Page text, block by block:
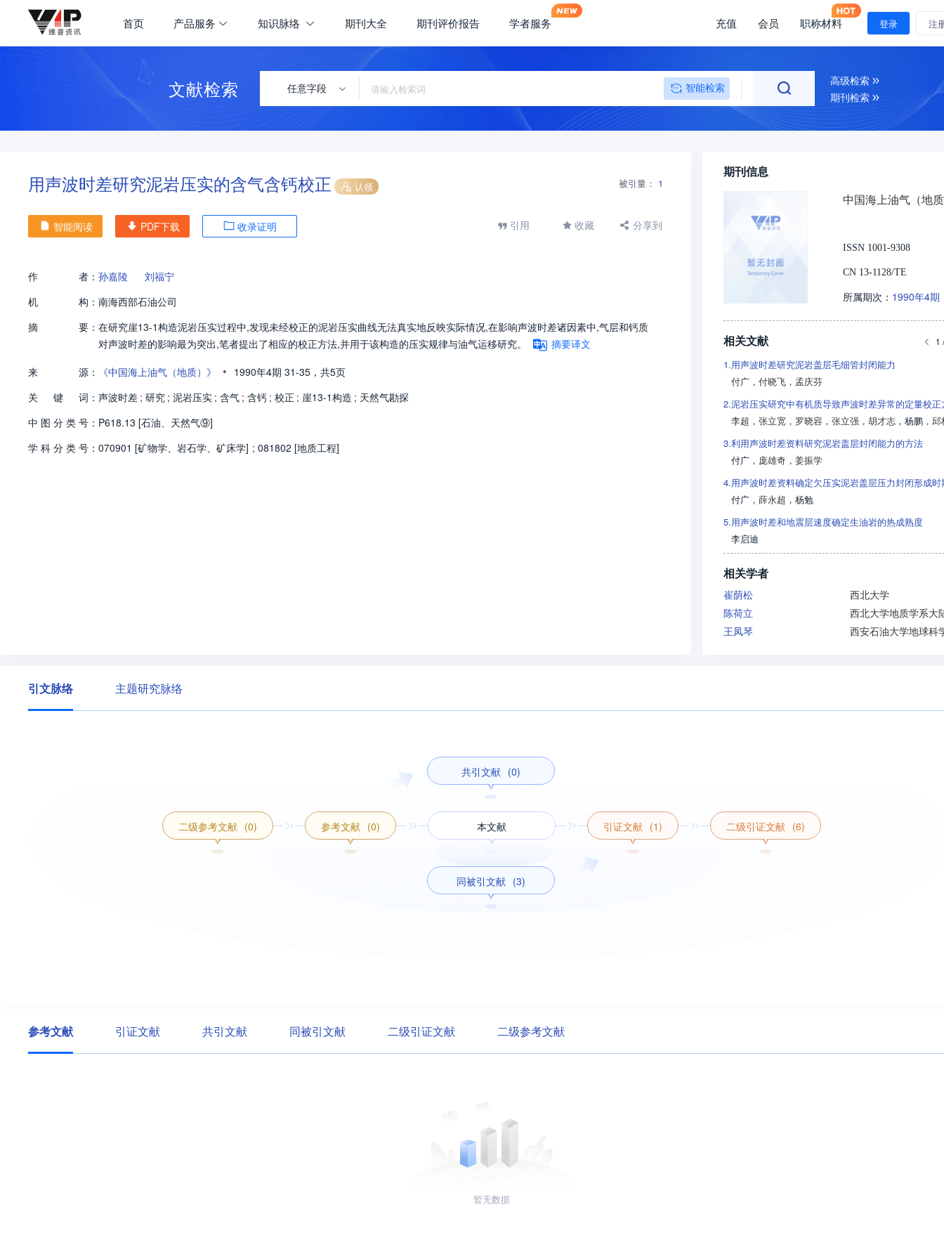
首页 产品服务 知识脉络 期刊大全 期刊评价报告 学者服务 充值 会员 职称材料 登录 注
文献检索 任意字段 智能检索
高级检索
期刊检索
用声波时差研究泥岩压实的含气含钙校正 认领 被引量： 1
智能阅读 PDF下载 收录证明 引用 收藏 分享到
作 者： 孙嘉陵
刘福宁
机
构： 南海西部石油公司
摘
要： 在研究崖13-1构造泥岩压实过程中,发现未经校正的泥岩压实曲线无法真实地反映实际情况,在影响声波时差诸因素中,气层和钙质
对声波时差的影响最为突出,笔者提出了相应的校正方法,并用于该构造的压实规律与油气运移研究。
摘要译文
来
源： 《中国海上油气（地质）》 • 1990年4期 31-35， 共5页
关
键 词： 声波时差 ; 研究 ; 泥岩压实 ; 含气 ; 含钙 ; 校正 ; 崖13-1构造 ; 天然气勘探
中 图 分 类 号： P618.13 [石油、天然气⑨]
学 科 分 类 号： 070901 [矿物学、岩石学、矿床学] ; 081802 [地质工程]
期刊信息
中国海上油气（地
ISSN 1001-9308
CN 13-1128/TE
所属期次： 1990年4期
相关文献 1
1.用声波时差研究泥岩盖层毛细管封闭能力
付广 ， 付晓飞 ， 孟庆芬
2.泥岩压实研究中有机质导致声波时差异常的定量校正
李超 ， 张立宽 ， 罗晓容 ， 张立强 ， 胡才志 ， 杨鹏 ， 邱
3.利用声波时差资料研究泥岩盖层封闭能力的方法
付广 ， 庞雄奇 ， 姜振学
4.
付广 ， 薛永超 ， 杨勉
5.用声波时差和地震层速度确定生油岩的热成熟度
李启迪
相关学者
崔荫松
西北大学
陈荷立
王凤琴
引文脉络 主题研究脉络
二级参考文献 (0) 参考文献 (0)
共引文献 (0)
本文献
同被引文献 (3)
引证文献 (1) 二级引证文献 (6)
参考文献 引证文献 共引文献 同被引文献 二级引证文献 二级参考文献
暂无数据